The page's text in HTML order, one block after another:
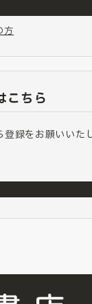
方
こちら
登録をお願いいた